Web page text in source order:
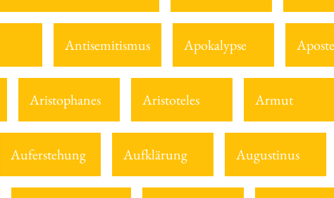
Antisemitismus Apokalypse
Aristophanes Aristoteles Armut
Auferstehung Aufklärung Augustinus